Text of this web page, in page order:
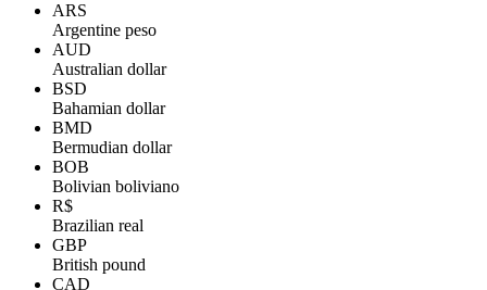
ARS
Argentine peso
AUD
Australian dollar
BSD
Bahamian dollar
BMD
Bermudian dollar
BOB
Bolivian boliviano
R$
Brazilian real
GBP
British pound
CAD